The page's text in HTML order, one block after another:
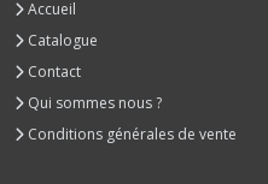
Accueil
Catalogue
Contact
Qui sommes nous ?
Conditions générales de vente